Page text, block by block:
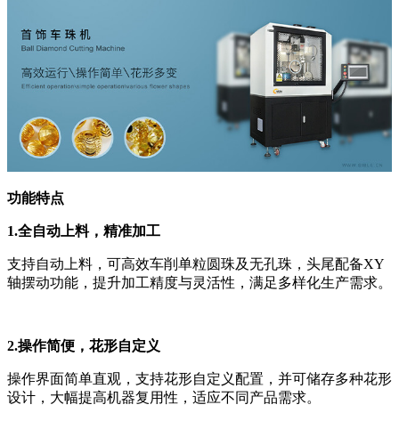
功能特点
1.全自动上料，精准加工
支持自动上料，可高效车削单粒圆珠及无孔珠，头尾配备XY
轴摆动功能，提升加工精度与灵活性，满足多样化生产需求。
2.操作简便，花形自定义
操作界面简单直观，支持花形自定义配置，并可储存多种花形
设计，大幅提高机器复用性，适应不同产品需求。